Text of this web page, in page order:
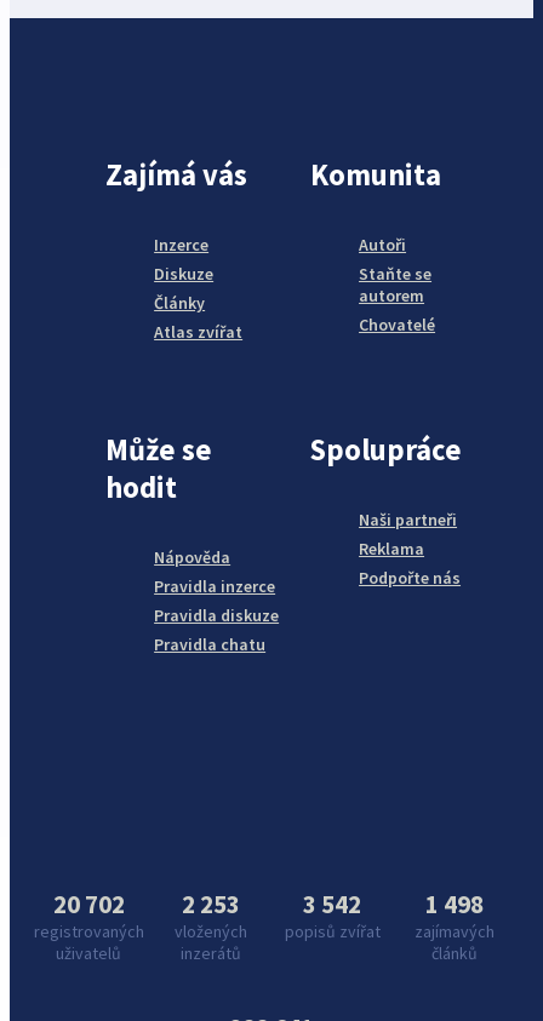
Zajímá vás
Inzerce
Diskuze
Články
Atlas zvířat
Komunita
Autoři
Staňte se
autorem
Chovatelé
Může se
hodit
Nápověda
Pravidla inzerce
Pravidla diskuze
Pravidla chatu
Spolupráce
Naši partneři
Reklama
Podpořte nás
20 702
registrovaných
uživatelů
2 253
vložených
inzerátů
3 542
popisů zvířat
1 498
zajímavých
článků